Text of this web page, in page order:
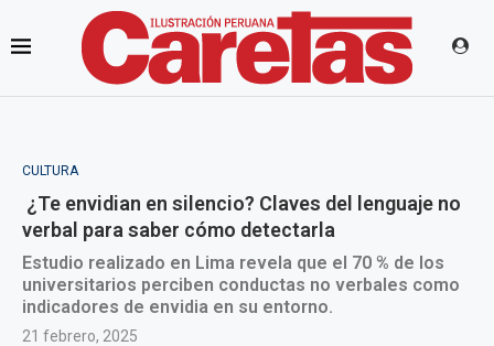
CULTURA
¿Te envidian en silencio? Claves del lenguaje no
verbal para saber cómo detectarla
Estudio realizado en Lima revela que el 70 % de los
universitarios perciben conductas no verbales como
indicadores de envidia en su entorno.
21 febrero, 2025